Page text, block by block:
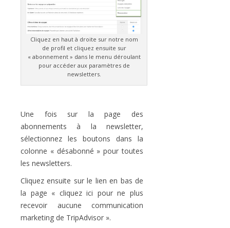
Cliquez en haut à droite sur notre nom
de profil et cliquez ensuite sur
« abonnement » dans le menu déroulant
pour accéder aux paramètres de
newsletters.
Une fois sur la page des
abonnements à la newsletter,
sélectionnez les boutons dans la
colonne « désabonné » pour toutes
les newsletters.
Cliquez ensuite sur le lien en bas de
la page « cliquez ici pour ne plus
recevoir aucune communication
marketing de TripAdvisor ».